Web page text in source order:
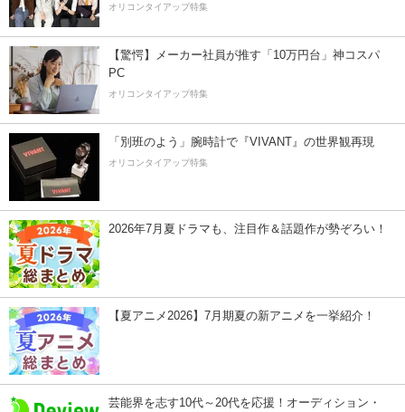
オリコンタイアップ特集
【驚愕】メーカー社員が推す「10万円台」神コスパ
PC
オリコンタイアップ特集
「別班のよう」腕時計で『VIVANT』の世界観再現
オリコンタイアップ特集
2026年7月夏ドラマも、注目作＆話題作が勢ぞろい！
【夏アニメ2026】7月期夏の新アニメを一挙紹介！
芸能界を志す10代～20代を応援！オーディション・